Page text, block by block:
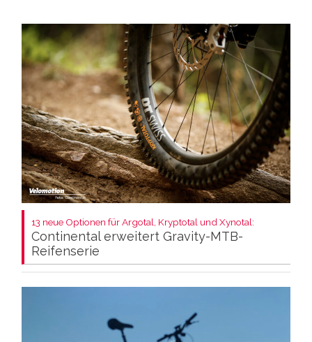
13 neue Optionen für Argotal, Kryptotal und Xynotal:
Continental erweitert Gravity-MTB-
Reifenserie